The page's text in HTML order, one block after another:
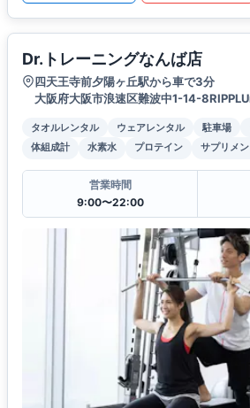
Dr.トレーニングなんば店
四天王寺前夕陽ヶ丘駅から車で3分
大阪府大阪市浪速区難波中1-14-
タオルレンタル ウェアレンタル 駐車場
体組成計
水素水 プロテイン サプリメン
営業時間
9:00〜22:00